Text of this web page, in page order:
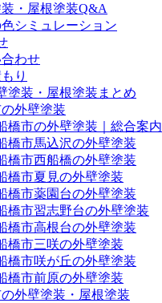
・屋根塗装Q&A
シミュレーション
わせ
り
塗装・屋根塗装まとめ
外壁塗装
橋市の外壁塗装｜総合案内
橋市馬込沢の外壁塗装
橋市西船橋の外壁塗装
橋市夏見の外壁塗装
橋市薬園台の外壁塗装
橋市習志野台の外壁塗装
橋市高根台の外壁塗装
橋市三咲の外壁塗装
橋市咲が丘の外壁塗装
橋市前原の外壁塗装
外壁塗装・屋根塗装